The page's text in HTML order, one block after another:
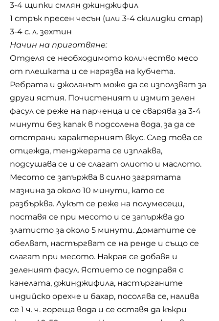
3-4 щипки смлян джинджифил
1 стрък пресен чесън (или 3-4 скилидки стар)
3-4 с. л. зехтин
Начин на приготвяне:
Отделя се необходимото количество месо
от плешката и се нарязва на кубчета.
Ребрата и джоланът може да се използват за
други ястия. Почистеният и измит зелен
фасул се реже на парченца и се сварява за 3-4
минути без капак в подсолена вода, за да се
отстрани характерният вкус. След това се
отцежда, тенджерата се изплаква,
подсушава се и се слагат олиото и маслото.
Месото се запържва в силно загрятата
мазнина за около 10 минути, като се
разбърква. Лукът се реже на полумесеци,
поставя се при месото и се запържва до
златисто за около 5 минути. Доматите се
обелват, настъргват се на ренде и също се
слагат при месото. Накрая се добавя и
зеленият фасул. Ястието се подправя с
канелата, джинджифила, настърганите
индийско орехче и бахар, посолява се, налива
се 1 ч. ч. гореща вода и се оставя да къкри